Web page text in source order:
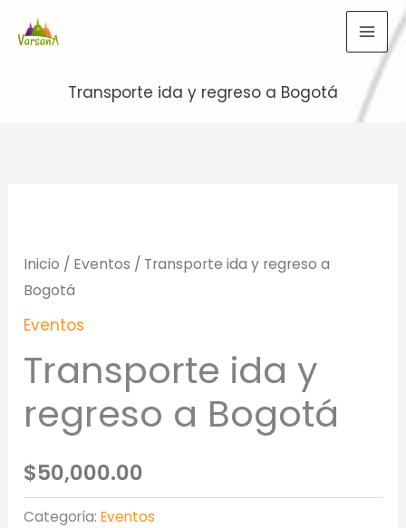
Transporte ida y regreso a Bogotá
Inicio / Eventos / Transporte ida y regreso a
Bogotá
Eventos
Transporte ida y
regreso a Bogotá
$50,000.00
Categoría:Eventos